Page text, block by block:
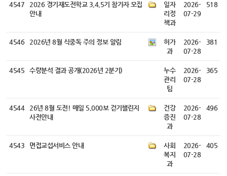
4547
2026 경기재도전학교 3,4,5기 참가자 모집
안내
일자
리정
책과
2026-
07-29
518
4546 2026년 8월 식중독 주의 정보 알림
허가
과
2026-
07-28
381
4545 수량분석 결과 공개(2026년 2분기)
누수
관리
팀
2026-
07-28
365
4544
26년 8월 도전! 매일 5,000보 걷기챌린지
사전안내
건강
증진
과
2026-
07-28
496
4543 면접교섭서비스 안내
사회
복지
과
2026-
07-28
405